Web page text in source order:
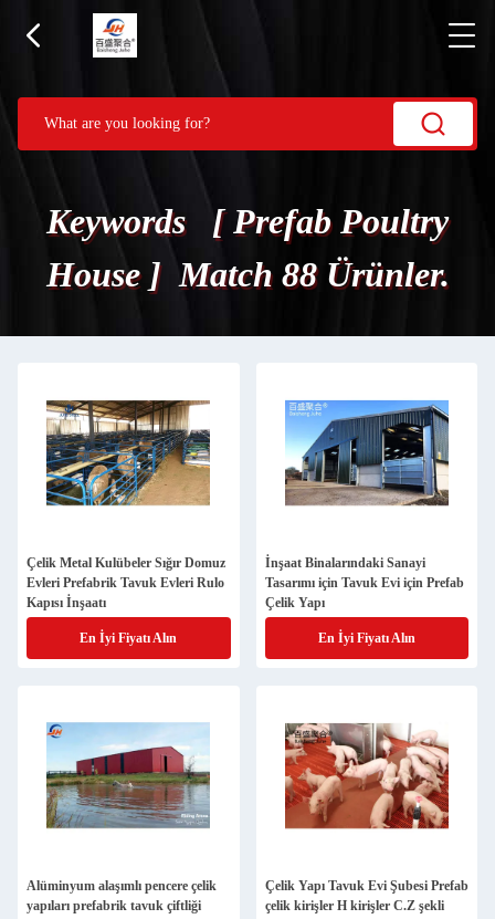
Keywords [ Prefab Poultry
House ] Match 88 Ürünler.
Çelik Metal Kulübeler Sığır Domuz
Evleri Prefabrik Tavuk Evleri Rulo
Kapısı İnşaatı
En İyi Fiyatı Alın
İnşaat Binalarındaki Sanayi
Tasarımı için Tavuk Evi için Prefab
Çelik Yapı
En İyi Fiyatı Alın
Alüminyum alaşımlı pencere çelik
yapıları prefabrik tavuk çiftliği
Çelik Yapı Tavuk Evi Şubesi Prefab
çelik kirişler H kirişler C.Z şekli